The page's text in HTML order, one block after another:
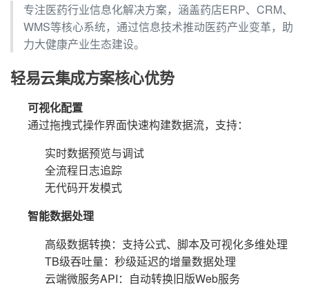
专注医药行业信息化解决方案，涵盖药店ERP、CRM、
WMS等核心系统，通过信息技术推动医药产业变革，助
力大健康产业生态建设。
轻易云集成方案核心优势
可视化配置
通过拖拽式操作界面快速构建数据流，支持：
实时数据预览与调试
全流程日志追踪
无代码开发模式
智能数据处理
高级数据转换：支持公式、脚本及可视化多维处理
TB级吞吐量：秒级延迟的增量数据处理
云端微服务API：自动转换旧版Web服务